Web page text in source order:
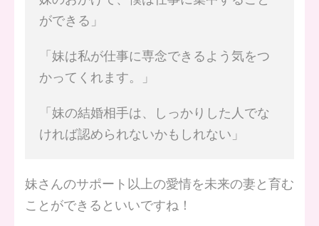
ができる」
「妹は私が仕事に専念できるよう気をつ
かってくれます。」
「妹の結婚相手は、しっかりした人でな
ければ認められないかもしれない」
妹さんのサポート以上の愛情を未来の妻と育む
ことができるといいですね！